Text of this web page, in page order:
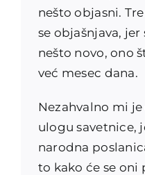
nešto objasni.
se objašnjava,
nešto novo, ono
već mesec dana.
Nezahvalno mi
ulogu savetnice,
narodna
to kako će se oni